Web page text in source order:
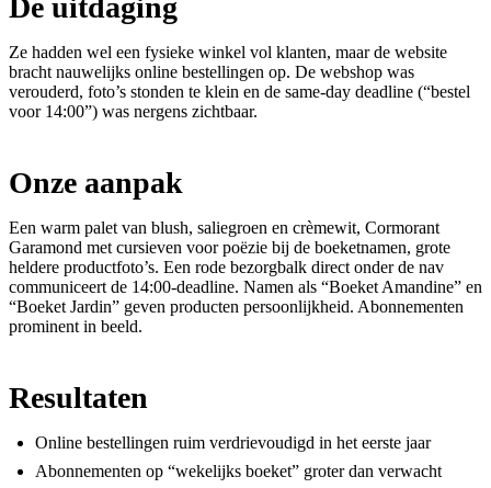
De uitdaging
Ze hadden wel een fysieke winkel vol klanten, maar de website
bracht nauwelijks online bestellingen op. De webshop was
verouderd, foto’s stonden te klein en de same-day deadline (“bestel
voor 14:00”) was nergens zichtbaar.
Onze aanpak
Een warm palet van blush, saliegroen en crèmewit, Cormorant
Garamond met cursieven voor poëzie bij de boeketnamen, grote
heldere productfoto’s. Een rode bezorgbalk direct onder de nav
communiceert de 14:00-deadline. Namen als “Boeket Amandine” en
“Boeket Jardin” geven producten persoonlijkheid. Abonnementen
prominent in beeld.
Resultaten
Online bestellingen ruim verdrievoudigd in het eerste jaar
Abonnementen op “wekelijks boeket” groter dan verwacht